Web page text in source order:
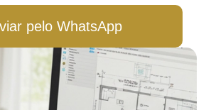
pelo WhatsApp